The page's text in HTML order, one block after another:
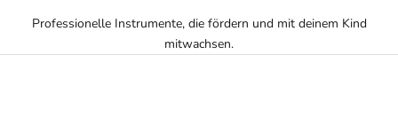
Professionelle Instrumente, die fördern und mit deinem Kind
mitwachsen.